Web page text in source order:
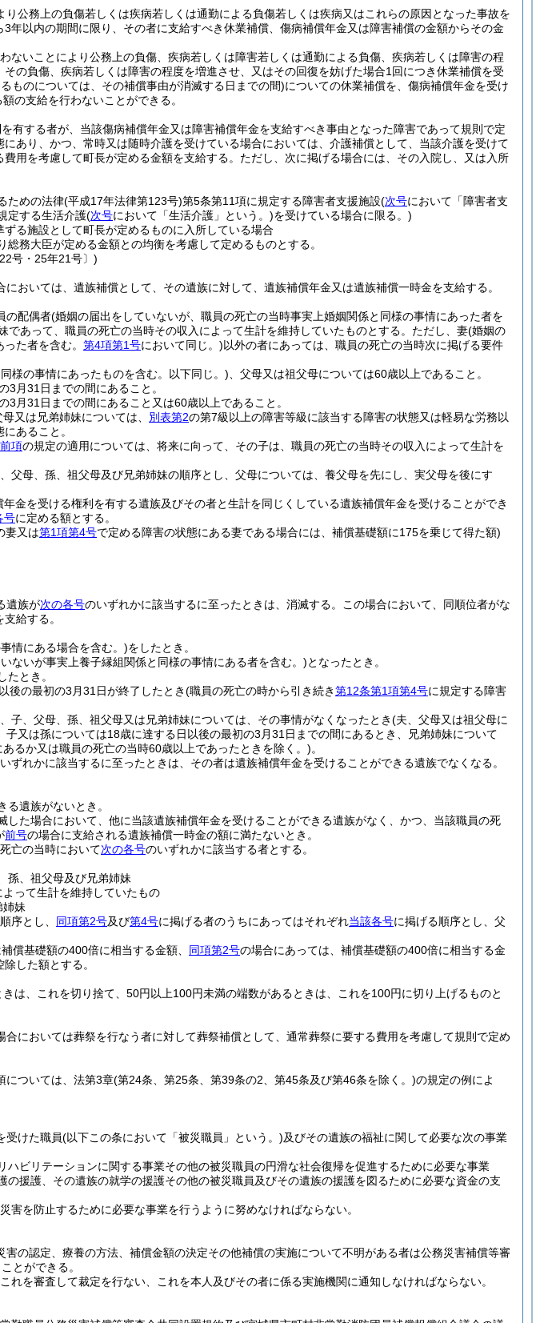
公務上の負傷若しくは疾病若しくは通勤による負傷若しくは疾病又はこれらの原因となった事故を
年以内の期間に限り、その者に支給すべき休業補償、傷病補償年金又は障害補償の金額からその金
ないことにより公務上の負傷、疾病若しくは障害若しくは通勤による負傷、疾病若しくは障害の程
の負傷、疾病若しくは障害の程度を増進させ、又はその回復を妨げた場合1回につき休業補償を受
ものについては、その補償事由が消滅する日までの間)についての休業補償を、傷病補償年金を受け
の支給を行わないことができる。
有する者が、当該傷病補償年金又は障害補償年金を支給すべき事由となった障害であって規則で定
あり、かつ、常時又は随時介護を受けている場合においては、介護補償として、当該介護を受けて
用を考慮して町長が定める金額を支給する。 ただし、次に掲げる場合には、その入院し、又は入所
ための法律(平成17年法律第123号)第5条第11項に規定する障害者支援施設(次号において「障害者支
定する生活介護(次号において「生活介護」という。)を受けている場合に限る。)
ずる施設として町長が定めるものに入所している場合
務大臣が定める金額との均衡を考慮して定めるものとする。
号・25年21号〕)
おいては、遺族補償として、その遺族に対して、遺族補償年金又は遺族補償一時金を支給する。
の配偶者(婚姻の届出をしていないが、職員の死亡の当時事実上婚姻関係と同様の事情にあった者を
であって、職員の死亡の当時その収入によって生計を維持していたものとする。 ただし、妻(婚姻の
た者を含む。 第4項第1号において同じ。)以外の者にあっては、職員の死亡の当時次に掲げる要件
様の事情にあったものを含む。以下同じ。) 、父母又は祖父母については60歳以上であること。
3月31日までの間にあること。
月31日までの間にあること又は60歳以上であること。
又は兄弟姉妹については、 別表第2の第7級以上の障害等級に該当する障害の状態又は軽易な労務以
あること。
前項の規定の適用については、将来に向って、その子は、職員の死亡の当時その収入によって生計を
父母、孫、祖父母及び兄弟姉妹の順序とし、父母については、養父母を先にし、実父母を後にす
年金を受ける権利を有する遺族及びその者と生計を同じくしている遺族補償年金を受けることができ
号に定める額とする。
妻又は第1項第4号で定める障害の状態にある妻である場合には、補償基礎額に175を乗じて得た額)
遺族が次の各号のいずれかに該当するに至ったときは、消滅する。
この場合において、同順位者がな
給する。
情にある場合を含む。)をしたとき。
ないが事実上養子縁組関係と同様の事情にある者を含む。)となったとき。
とき。
後の最初の3月31日が終了したとき(職員の死亡の時から引き続き第12条第1項第4号に規定する障害
子、父母、孫、祖父母又は兄弟姉妹については、その事情がなくなったとき(夫、父母又は祖父母に
又は孫については18歳に達する日以後の最初の3月31日までの間にあるとき、兄弟姉妹について
るか又は職員の死亡の当時60歳以上であったときを除く。)。
ずれかに該当するに至ったときは、その者は遺族補償年金を受けることができる遺族でなくなる。
遺族がないとき。
た場合において、他に当該遺族補償年金を受けることができる遺族がなく、かつ、当該職員の死
前号の場合に支給される遺族補償一時金の額に満たないとき。
亡の当時において次の各号のいずれかに該当する者とする。
孫、祖父母及び兄弟姉妹
って生計を維持していたもの
姉妹
序とし、 同項第2号及び第4号に掲げる者のうちにあってはそれぞれ当該各号に掲げる順序とし、父
償基礎額の400倍に相当する金額、 同項第2号の場合にあっては、補償基礎額の400倍に相当する金
した額とする。
は、これを切り捨て、50円以上100円未満の端数があるときは、これを100円に切り上げるものと
においては葬祭を行なう者に対して葬祭補償として、通常葬祭に要する費用を考慮して規則で定め
については、法第3章(第24条、第25条、第39条の2、第45条及び第46条を除く。)の規定の例によ
受けた職員(以下この条において「被災職員」という。)及びその遺族の福祉に関して必要な次の事業
ビリテーションに関する事業その他の被災職員の円滑な社会復帰を促進するために必要な事業
援護、その遺族の就学の援護その他の被災職員及びその遺族の援護を図るために必要な資金の支
を防止するために必要な事業を行うように努めなければならない。
の認定、療養の方法、補償金額の決定その他補償の実施について不明がある者は公務災害補償等審
とができる。
れを審査して裁定を行ない、これを本人及びその者に係る実施機関に通知しなければならない。